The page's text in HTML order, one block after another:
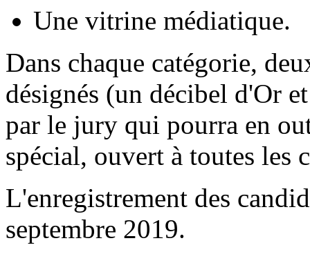
Une vitrine médiatique.
Dans chaque catégorie,
désignés (un décibel d'Or
par le jury qui pourra en
spécial, ouvert à toutes les
L'enregistrement des
septembre 2019.